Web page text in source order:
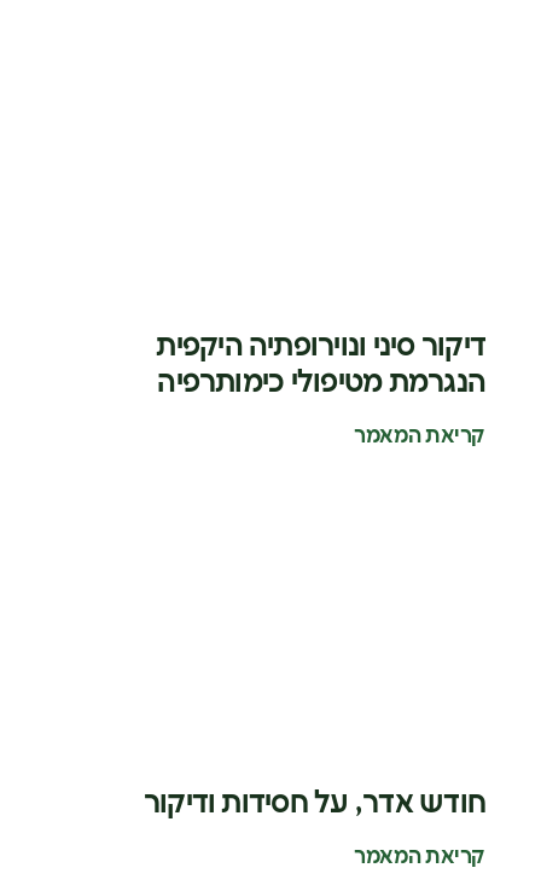
דיקור סיני ונוירופתיה היקפית
הנגרמת מטיפולי כימותרפיה
קריאת המאמר
חודש אדר, על חסידות ודיקור
קריאת המאמר